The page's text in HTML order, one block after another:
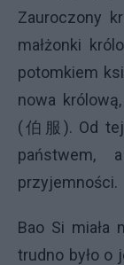
Zauroczony
małżonki
potomkiem
nowa
(伯服). Od tej
państwem,
przyjemności.
Bao Si miała
trudno było o